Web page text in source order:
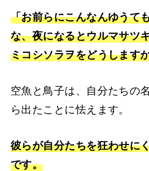
「お前らにこんなんゆうて
な、夜になるとウルマサツ
ミコシソラヲをどうします
空魚と鳥子は、自分たちの
ら出たことに怯えます。
彼らが自分たちを狂わせに
です。